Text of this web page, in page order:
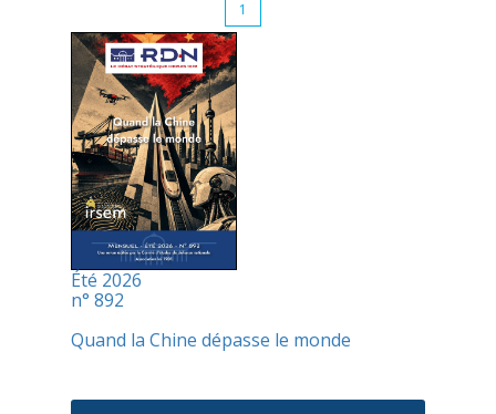
1
Été 2026
n° 892
Quand la Chine dépasse le monde